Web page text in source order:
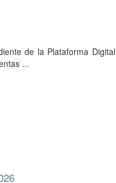
de la Plataforma
...